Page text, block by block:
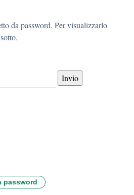
da password. Per visualizzarlo
password